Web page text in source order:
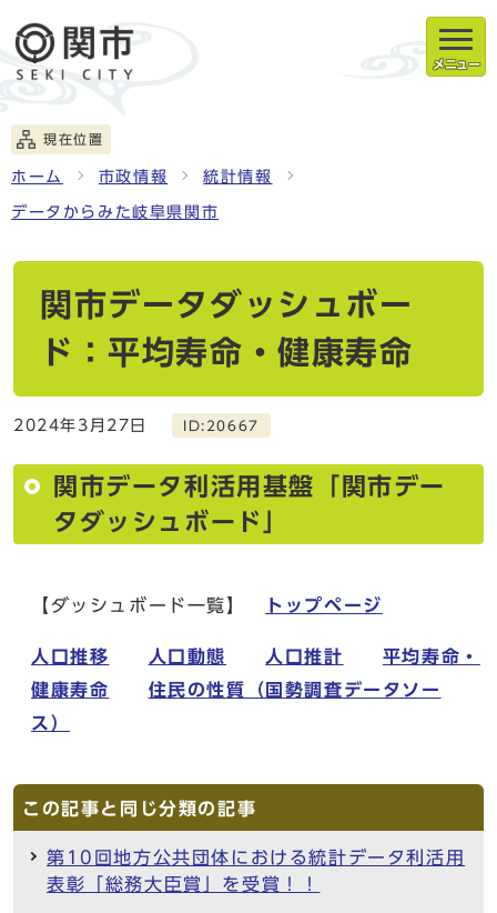
メニュー
現在位置
ホーム 市政情報 統計情報
データからみた岐阜県関市
関市データダッシュボー
ド：平均寿命・健康寿命
2024年3月27日 ID:20667
関市データ利活用基盤「関市デー
タダッシュボード」
【ダッシュボード一覧】 トップページ
人口推移 人口動態 人口推計
平均寿命・
健康寿命
住民の性質（国勢調査データソー
ス）
この記事と同じ分類の記事
第10回地方公共団体における統計データ利活用
表彰「総務大臣賞」を受賞！！